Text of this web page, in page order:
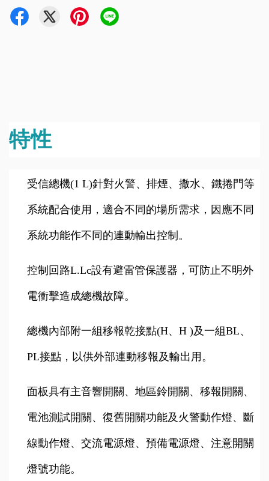
特性
受信總機(1 L)針對火警、排煙、撒水、鐵捲門等
系統配合使用，適合不同的場所需求，因應不同
系統功能作不同的連動輸出控制。
控制回路L.Lc設有避雷管保護器，可防止不明外
電衝擊造成總機故障。
總機內部附一組移報乾接點(H、H )及一組BL、
PL接點，以供外部連動移報及輸出用。
面板具有主音響開關、地區鈴開關、移報開關、
電池測試開關、復舊開關功能及火警動作燈、斷
線動作燈、交流電源燈、預備電源燈、注意開關
燈號功能。